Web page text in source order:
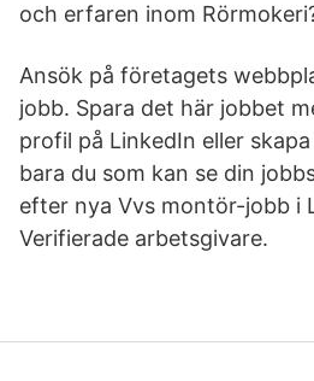
och erfaren inom
Ansök på företagets
jobb. Spara det här jobbet
profil på LinkedIn eller
bara du som kan se din
efter nya Vvs montör-jobb i
Verifierade arbetsgivare.